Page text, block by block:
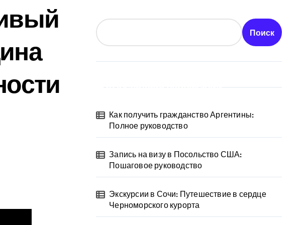
Поиск
Как получить гражданство Аргентины:
Полное руководство
Запись на визу в Посольство США:
Пошаговое руководство
Экскурсии в Сочи: Путешествие в сердце
Черноморского курорта